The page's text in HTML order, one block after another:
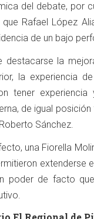
del debate, por
que Rafael López
de un bajo
destacarse la
la experiencia
tener
de igual
Sánchez.
una Fiorella
extenderse
poder de facto